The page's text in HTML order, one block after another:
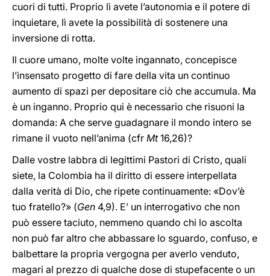
cuori di tutti. Proprio lì avete l’autonomia e il potere di
inquietare, lì avete la possibilità di sostenere una
inversione di rotta.
Il cuore umano, molte volte ingannato, concepisce
l’insensato progetto di fare della vita un continuo
aumento di spazi per depositare ciò che accumula. Ma
è un inganno. Proprio qui è necessario che risuoni la
domanda: A che serve guadagnare il mondo intero se
rimane il vuoto nell’anima (cfr Mt16,26)?
Dalle vostre labbra di legittimi Pastori di Cristo, quali
siete, la Colombia ha il diritto di essere interpellata
dalla verità di Dio, che ripete continuamente: «Dov’è
tuo fratello?» (Gen 4,9). E’ un interrogativo che non
può essere taciuto, nemmeno quando chi lo ascolta
non può far altro che abbassare lo sguardo, confuso, e
balbettare la propria vergogna per averlo venduto,
magari al prezzo di qualche dose di stupefacente o un